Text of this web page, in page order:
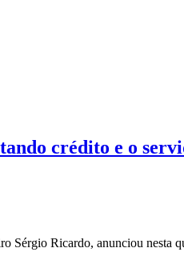
crédito e o
Sérgio Ricardo, anunciou nesta